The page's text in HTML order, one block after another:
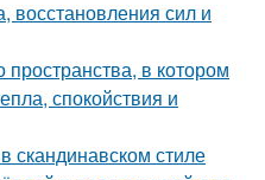
восстановления сил и
пространства, в котором
спокойствия и
скандинавском стиле